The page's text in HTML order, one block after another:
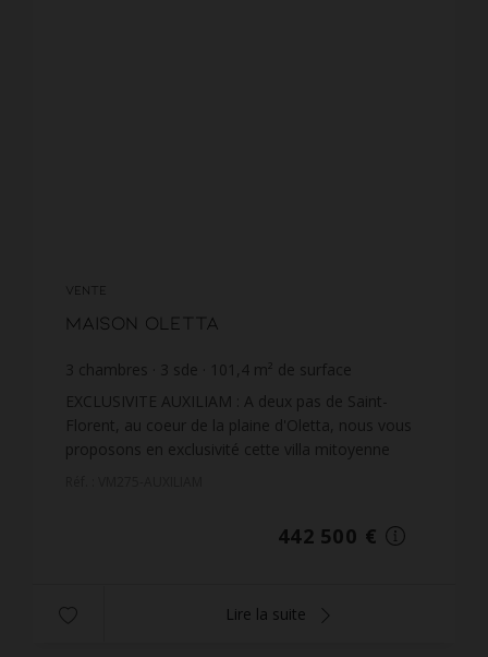
VENTE
Maison Oletta
3 chambres 3 sde 101,4 m² de surface
4 363,91 €prix / m²
EXCLUSIVITE AUXILIAM : A deux pas de Saint-
Florent, au coeur de la plaine d'Oletta, nous vous
proposons en exclusivité cette villa mitoyenne
442 500 €
Lire la suite